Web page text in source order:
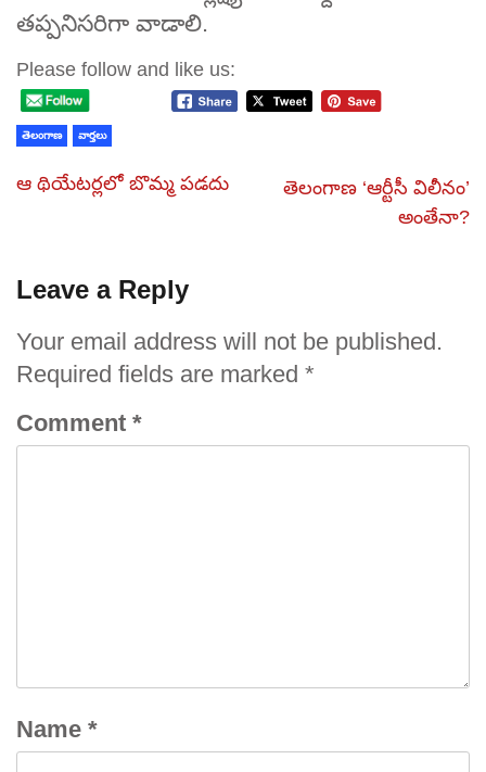
తప్పనిసరిగా వాడాలి.
Please follow and like us:
తెలంగాణ వార్తలు
ఆ థియేటర్లలో బొమ్మ పడదు
తెలంగాణ ‘ఆర్టీసీ విలీనం’
అంతేనా?
Leave a Reply
Your email address will not be published.
Required fields are marked *
Comment *
Name *